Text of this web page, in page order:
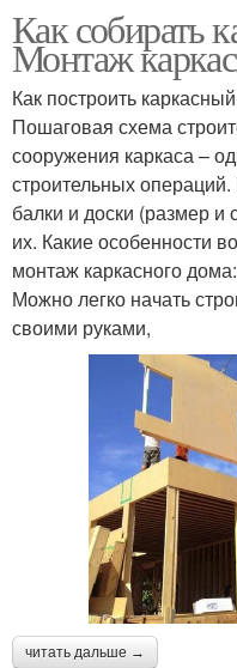
Как собирать
Монтаж
Как построить
Пошаговая схема
сооружения каркаса –
строительных
балки и доски (размер и
их. Какие особенности
монтаж каркасного
Можно легко начать
своими руками,
читать дальше →